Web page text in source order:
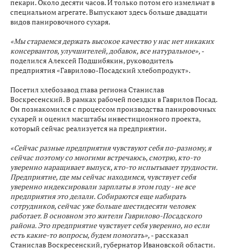
пекари. Около десяти часов. И только потом его измельчат в
специальном агрегате. Выпускают здесь больше двадцати
видов панировочного сухаря.
«Мы стараемся держать высокое качество у нас нет никаких
консервантов, улучшителей, добавок, все натуральное», -
поделился Алексей Подшибякин, руководитель
предприятия «Гаврилово-Посадский хлебопродукт».
Посетил хлебозавод глава региона Станислав
Воскресенский. В рамках рабочей поездки в Гаврилов Посад.
Он познакомился с процессом производства панировочных
сухарей и оценил масштабы инвестиционного проекта,
который сейчас реализуется на предприятии.
«Сейчас разные предприятия чувствуют себя по-разному, я
сейчас поэтому со многими встречаюсь, смотрю, кто-то
уверенно наращивает выпуск, кто-то испытывает трудности.
Предприятие, где мы сейчас находимся, чувствует себя
уверенно индексировали зарплаты в этом году - не все
предприятия это делали. Собираются еще набирать
сотрудников, сейчас уже больше шестидесяти человек
работает. В основном это жители Гаврилово-Посадского
района. Это предприятие чувствует себя уверенно, но если
есть какие-то вопросы, будем помогать», - рассказал
Станислав Воскресенский, губернатор Ивановской области.